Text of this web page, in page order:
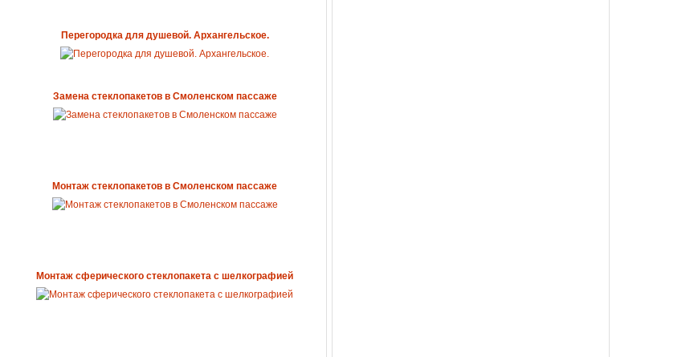
Перегородка для душевой. Архангельское.
Замена стеклопакетов в Смоленском пассаже
Монтаж стеклопакетов в Смоленском пассаже
Монтаж сферического стеклопакета с шелкографией